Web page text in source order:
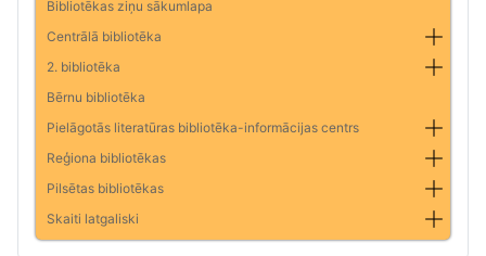
Bibliotēkas ziņu sākumlapa
Centrālā bibliotēka
2. bibliotēka
Bērnu bibliotēka
Pielāgotās literatūras bibliotēka-informācijas centrs
Reģiona bibliotēkas
Pilsētas bibliotēkas
Skaiti latgaliski